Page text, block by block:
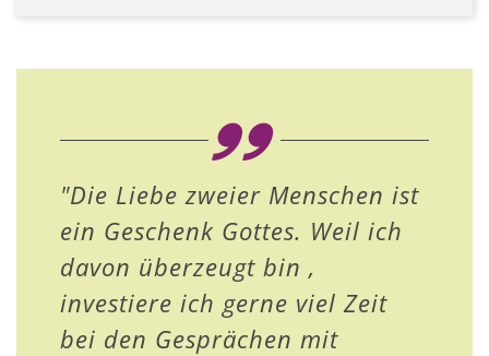
"Die Liebe zweier Menschen ist
ein Geschenk Gottes. Weil ich
davon überzeugt bin ,
investiere ich gerne viel Zeit
bei den Gesprächen mit